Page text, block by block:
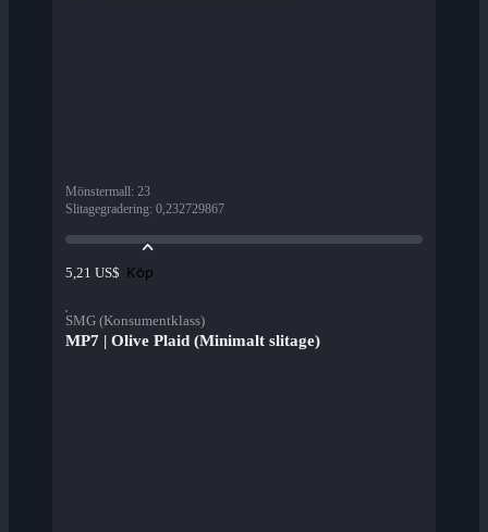
Mönstermall: 23
Slitagegradering: 0,232729867
5,21 US$ Köp
SMG (Konsumentklass)
MP7 | Olive Plaid (Minimalt slitage)